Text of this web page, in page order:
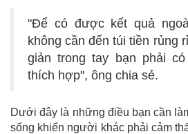
"Để có được kết quả
không cần đến túi tiền rủng
giản trong tay bạn phải
thích hợp", ông chia sẻ.
Dưới đây là những điều bạn cần
sống khiến người khác phải cảm